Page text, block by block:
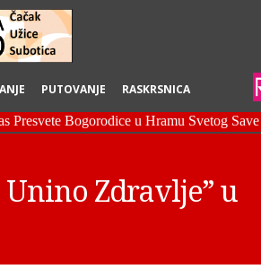
PUTOVANJE RASKRSNICA
Zdravlje” u